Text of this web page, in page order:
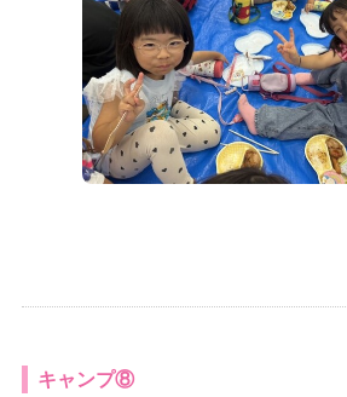
キャンプ⑧